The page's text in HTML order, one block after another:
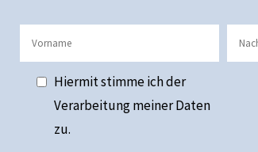
Hiermit stimme ich der
Verarbeitung meiner Daten
zu.